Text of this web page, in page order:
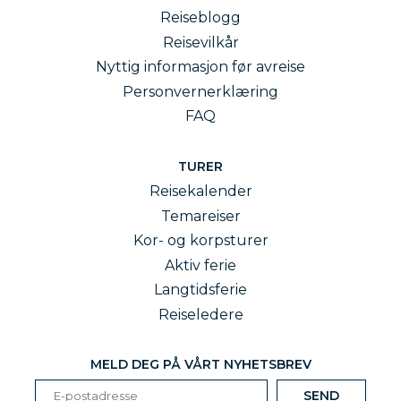
Reiseblogg
Reisevilkår
Nyttig informasjon før avreise
Personvernerklæring
FAQ
TURER
Reisekalender
Temareiser
Kor- og korpsturer
Aktiv ferie
Langtidsferie
Reiseledere
MELD DEG PÅ VÅRT NYHETSBREV